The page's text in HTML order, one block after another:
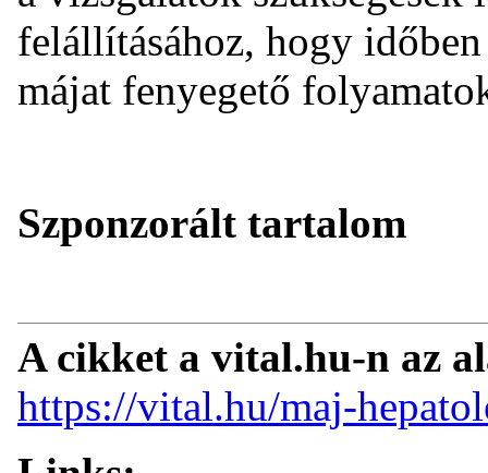
felállításához, hogy
májat fenyegető
Szponzorált tartalom
A cikket a vital.hu-n az
https://vital.hu/maj-